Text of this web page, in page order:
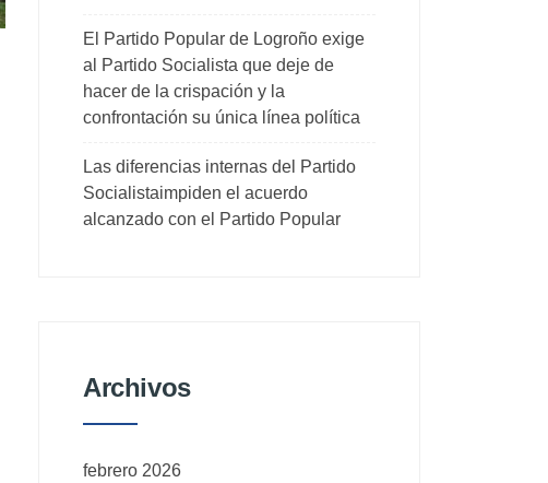
El Partido Popular de Logroño exige
al Partido Socialista que deje de
hacer de la crispación y la
confrontación su única línea política
Las diferencias internas del Partido
Socialistaimpiden el acuerdo
alcanzado con el Partido Popular
Archivos
febrero 2026